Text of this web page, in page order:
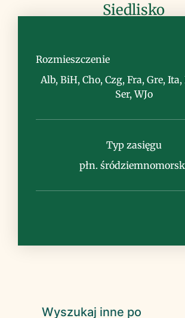
Siedlisko
Uwagi
Rozmieszczenie
Alb, BiH, Cho, Czg, Fra, Gre,
Ser, WJo
Typ zasięgu
płn.
Wyszukaj inne po